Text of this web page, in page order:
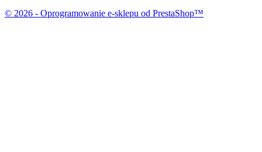
© 2026 - Oprogramowanie e-sklepu od PrestaShop™